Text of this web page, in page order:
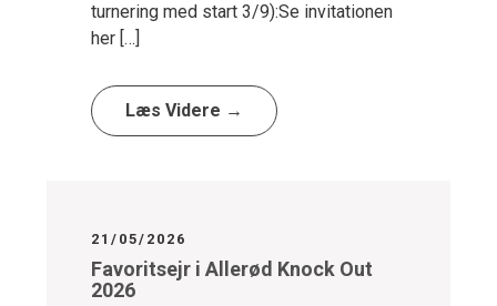
turnering med start 3/9):Se invitationen
her […]
Læs Videre →
21/05/2026
Favoritsejr i Allerød Knock Out
2026